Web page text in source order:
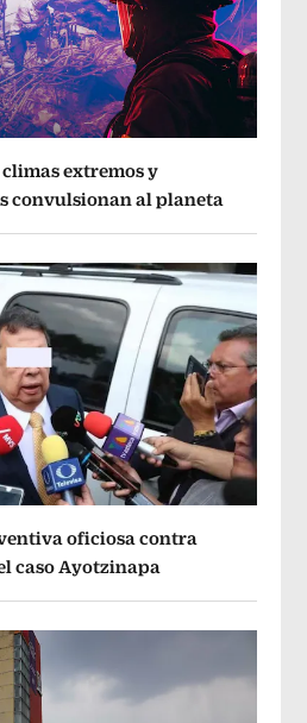
extremos y
convulsionan al planeta
oficiosa contra
caso Ayotzinapa